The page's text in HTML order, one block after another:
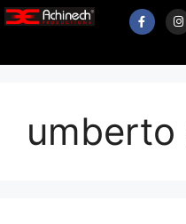
umberto